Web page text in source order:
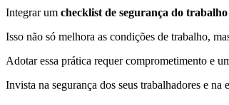
Integrar um checklist de segurança do
Isso não só melhora as condições de trabalho,
Adotar essa prática requer comprometimento e
Invista na segurança dos seus trabalhadores e na